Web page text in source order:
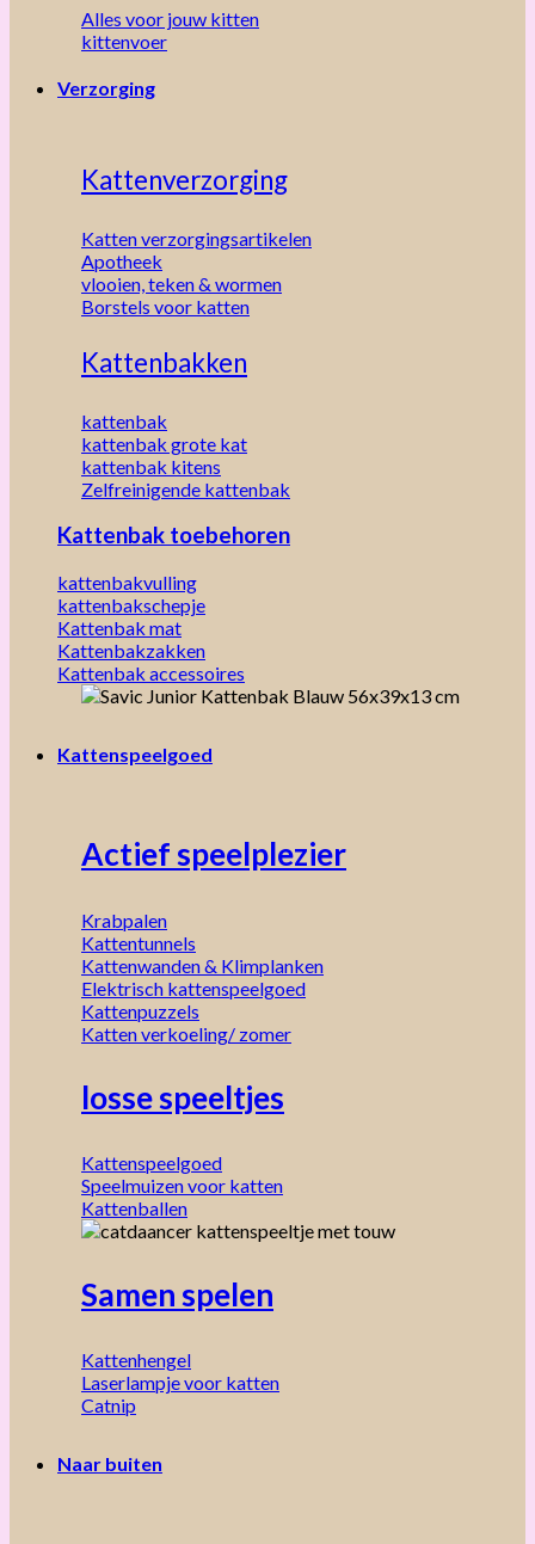
Alles voor jouw kitten
kittenvoer
Verzorging
Kattenverzorging
Katten verzorgingsartikelen
Apotheek
vlooien, teken & wormen
Borstels voor katten
Kattenbakken
kattenbak
kattenbak grote kat
kattenbak kitens
Zelfreinigende kattenbak
Kattenbak toebehoren
kattenbakvulling
kattenbakschepje
Kattenbak mat
Kattenbakzakken
Kattenbak accessoires
Kattenspeelgoed
Actief speelplezier
Krabpalen
Kattentunnels
Kattenwanden & Klimplanken
Elektrisch kattenspeelgoed
Kattenpuzzels
Katten verkoeling/ zomer
losse speeltjes
Kattenspeelgoed
Speelmuizen voor katten
Kattenballen
Samen spelen
Kattenhengel
Laserlampje voor katten
Catnip
Naar buiten